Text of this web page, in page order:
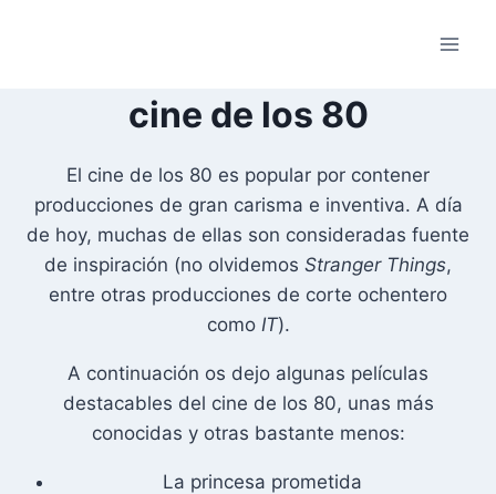
cine de los 80
El cine de los 80 es popular por contener
producciones de gran carisma e inventiva. A día
de hoy, muchas de ellas son consideradas fuente
de inspiración (no olvidemos Stranger Things,
entre otras producciones de corte ochentero
como IT).
A continuación os dejo algunas películas
destacables del cine de los 80, unas más
conocidas y otras bastante menos:
La princesa prometida